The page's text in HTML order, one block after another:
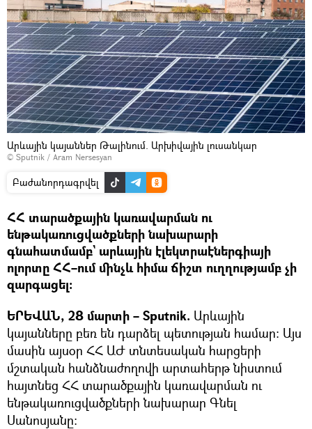
Արևային կայաններ Թալինում. Արխիվային լուսանկար
© Sputnik / Aram Nersesyan
Բաժանորդագրվել
ՀՀ տարածքային կառավարման ու
ենթակառուցվածքների նախարարի
գնահատմամբ` արևային էլեկտրաէներգիայի
ոլորտը ՀՀ–ում մինչև հիմա ճիշտ ուղղությամբ չի
զարգացել։
ԵՐԵՎԱՆ, 28 մարտի – Sputnik. Արևային
կայանները բեռ են դարձել պետության համար։ Այս
մասին այսօր ՀՀ ԱԺ տնտեսական հարցերի
մշտական հանձնաժողովի արտահերթ նիստում
հայտնեց ՀՀ տարածքային կառավարման ու
ենթակառուցվածքների նախարար Գնել
Սանոսյանը։